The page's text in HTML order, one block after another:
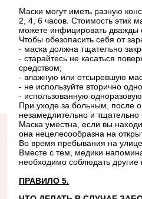
Маски могут иметь разную
2, 4, 6 часов. Стоимость этих
можете инфицировать дважды
Чтобы обезопасить себя от
- маска должна тщательно
- старайтесь не касаться
средством;
- влажную или отсыревшую
- не используйте вторично
- использованную
При уходе за больным, после
незамедлительно и тщательно
Маска уместна, если вы
она нецелесообразна на
Во время пребывания на
Вместе с тем, медики
необходимо соблюдать
ПРАВИЛО 5.